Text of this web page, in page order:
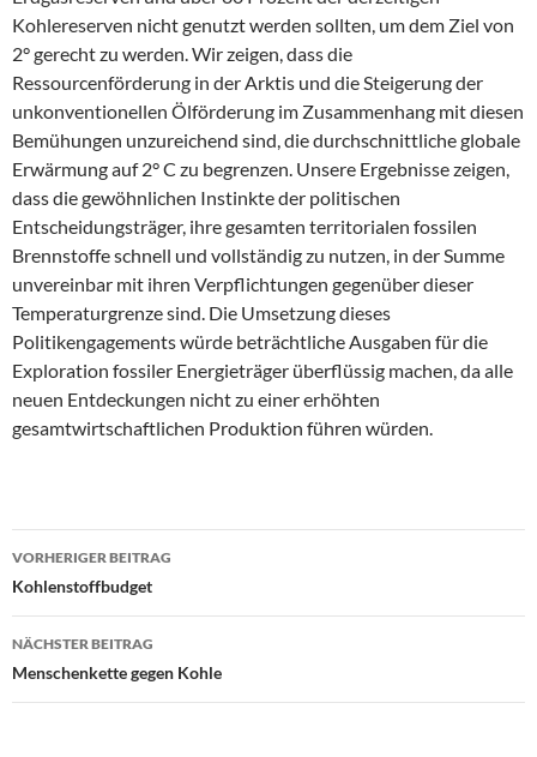
Kohlereserven nicht genutzt werden sollten, um dem Ziel von
2° gerecht zu werden. Wir zeigen, dass die
Ressourcenförderung in der Arktis und die Steigerung der
unkonventionellen Ölförderung im Zusammenhang mit diesen
Bemühungen unzureichend sind, die durchschnittliche globale
Erwärmung auf 2° C zu begrenzen. Unsere Ergebnisse zeigen,
dass die gewöhnlichen Instinkte der politischen
Entscheidungsträger, ihre gesamten territorialen fossilen
Brennstoffe schnell und vollständig zu nutzen, in der Summe
unvereinbar mit ihren Verpflichtungen gegenüber dieser
Temperaturgrenze sind. Die Umsetzung dieses
Politikengagements würde beträchtliche Ausgaben für die
Exploration fossiler Energieträger überflüssig machen, da alle
neuen Entdeckungen nicht zu einer erhöhten
gesamtwirtschaftlichen Produktion führen würden.
Beitragsnavigation
VORHERIGER BEITRAG
Koh­len­stoff­bud­ge­t
NÄCHSTER BEITRAG
Menschenkette gegen Kohle